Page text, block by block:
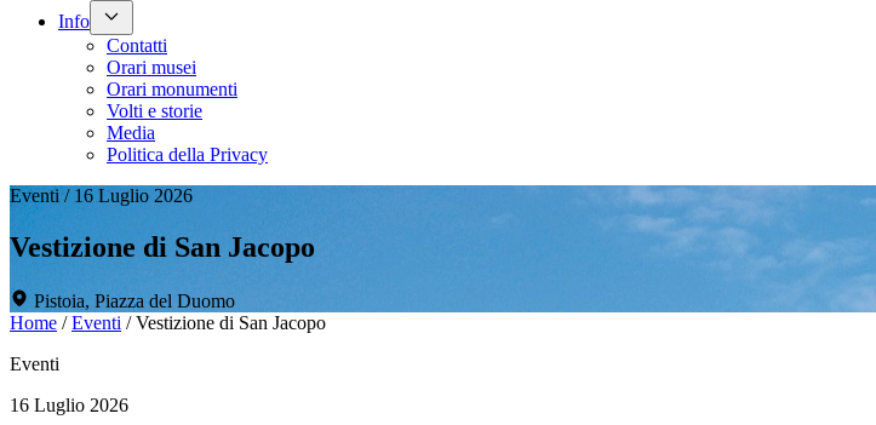
Info
Contatti
Orari musei
Orari monumenti
Volti e storie
Media
Politica della Privacy
Eventi / 16 Luglio 2026
Vestizione di San Jacopo
Pistoia, Piazza del Duomo
Home /Eventi /Vestizione di San Jacopo
Eventi
16 Luglio 2026